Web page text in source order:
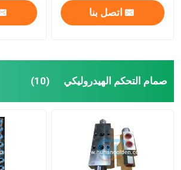
اتصل بنا
صمام التحكم الهيدروليكي (10)